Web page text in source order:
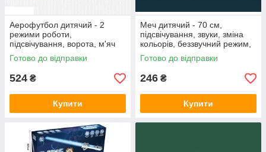
Аерофутбол дитячий - 2
режими роботи,
підсвічування, ворота, м'яч
KD 012
Готово до відправки
524 ₴
Купити
Меч дитячий - 70 см,
підсвічування, звуки, зміна
кольорів, беззвучний режим,
реагує на рух C 575-23 A
Bronze
Готово до відправки
246 ₴
Купити